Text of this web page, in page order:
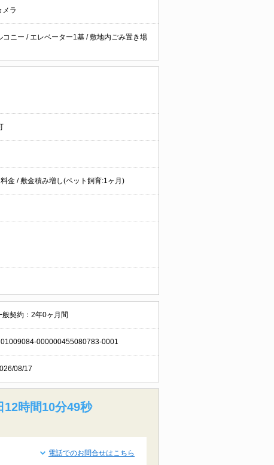
メラ
コニー / エレベーター1基 /敷地内ごみ置き場
金 / 敷金積み増し(ペット飼育:1ヶ月)
般契約：2年0ヶ月間
000000455080783-0001
08/17
12時間10分48秒
電話でのお問合せはこちら